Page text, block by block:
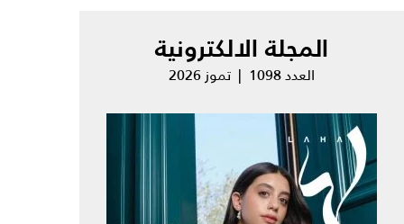
المجلة الالكترونية
العدد 1098 | تموز 2026